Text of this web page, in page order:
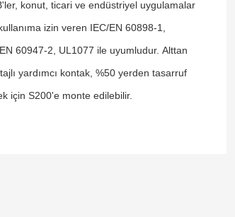
konut, ticari ve endüstriyel uygulamalar
izin veren IEC/EN 60898-1,
60947-2, UL1077 ile uyumludur. Alttan
yardımcı kontak, %50 yerden tasarruf
için S200'e monte edilebilir.